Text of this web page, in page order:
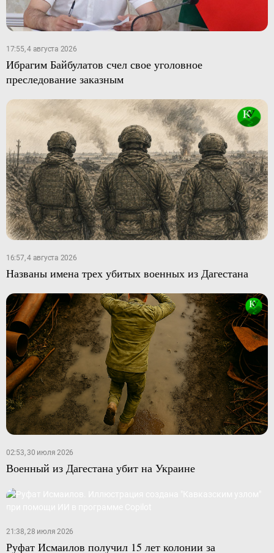
17:55, 4 августа 2026
Ибрагим Байбулатов счел свое уголовное
преследование заказным
16:57, 4 августа 2026
Названы имена трех убитых военных из Дагестана
02:53, 30 июля 2026
Военный из Дагестана убит на Украине
21:38, 28 июля 2026
Руфат Исмаилов получил 15 лет колонии за